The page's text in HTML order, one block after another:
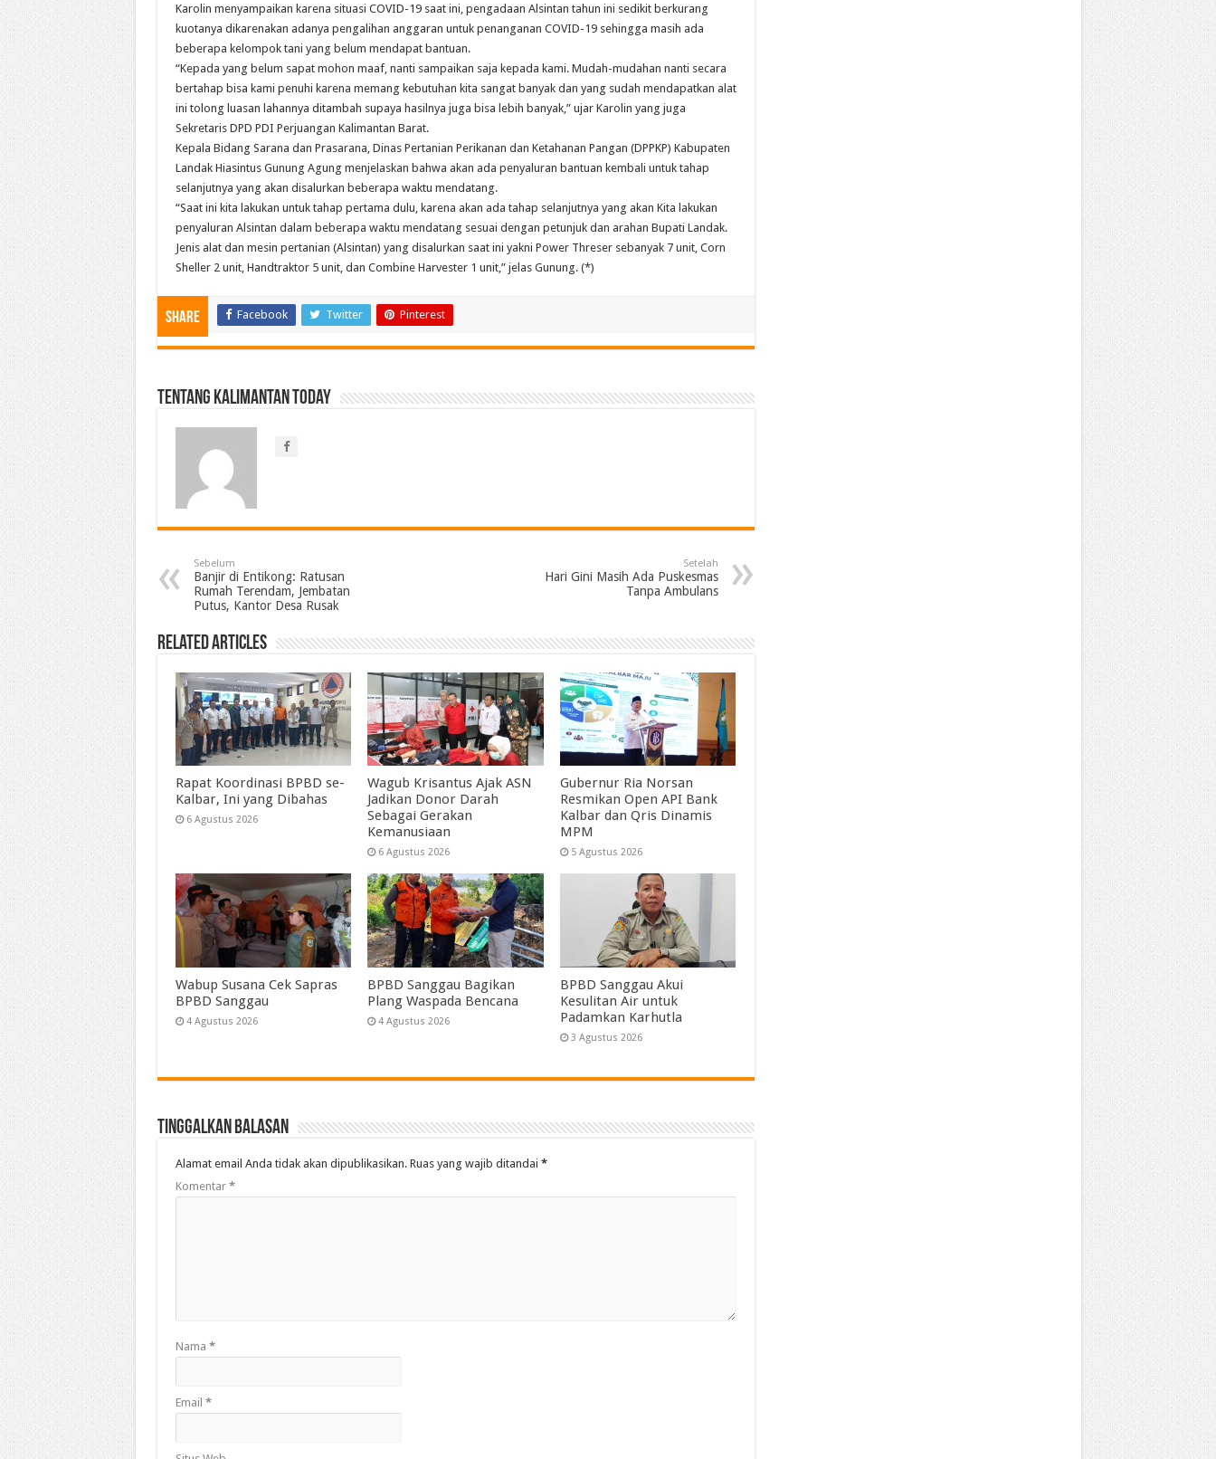
Karolin menyampaikan karena situasi COVID-19 saat ini, pengadaan Alsintan tahun ini sedikit berkurang
kuotanya dikarenakan adanya pengalihan anggaran untuk penanganan COVID-19 sehingga masih ada
beberapa kelompok tani yang belum mendapat bantuan.
“Kepada yang belum sapat mohon maaf, nanti sampaikan saja kepada kami. Mudah-mudahan nanti secara
bertahap bisa kami penuhi karena memang kebutuhan kita sangat banyak dan yang sudah mendapatkan alat
ini tolong luasan lahannya ditambah supaya hasilnya juga bisa lebih banyak,” ujar Karolin yang juga
Sekretaris DPD PDI Perjuangan Kalimantan Barat.
Kepala Bidang Sarana dan Prasarana, Dinas Pertanian Perikanan dan Ketahanan Pangan (DPPKP) Kabupaten
Landak Hiasintus Gunung Agung menjelaskan bahwa akan ada penyaluran bantuan kembali untuk tahap
selanjutnya yang akan disalurkan beberapa waktu mendatang.
“Saat ini kita lakukan untuk tahap pertama dulu, karena akan ada tahap selanjutnya yang akan Kita lakukan
penyaluran Alsintan dalam beberapa waktu mendatang sesuai dengan petunjuk dan arahan Bupati Landak.
Jenis alat dan mesin pertanian (Alsintan) yang disalurkan saat ini yakni Power Threser sebanyak 7 unit, Corn
Sheller 2 unit, Handtraktor 5 unit, dan Combine Harvester 1 unit,” jelas Gunung. (*)
Share Facebook Twitter Pinterest
Tentang Kalimantan Today
Sebelum
Banjir di Entikong: Ratusan
Rumah Terendam, Jembatan
Putus, Kantor Desa Rusak
Setelah
Hari Gini Masih Ada Puskesmas
Tanpa Ambulans
Related Articles
Rapat Koordinasi BPBD se-
Kalbar, Ini yang Dibahas
6 Agustus 2026
Wagub Krisantus Ajak ASN
Jadikan Donor Darah
Sebagai Gerakan
Kemanusiaan
6 Agustus 2026
Gubernur Ria Norsan
Resmikan Open API Bank
Kalbar dan Qris Dinamis
MPM
5 Agustus 2026
Wabup Susana Cek Sapras
BPBD Sanggau
4 Agustus 2026
BPBD Sanggau Bagikan
Plang Waspada Bencana
4 Agustus 2026
BPBD Sanggau Akui
Kesulitan Air untuk
Padamkan Karhutla
3 Agustus 2026
Tinggalkan Balasan
Alamat email Anda tidak akan dipublikasikan. Ruas yang wajib ditandai *
Komentar *
Nama *
Email *